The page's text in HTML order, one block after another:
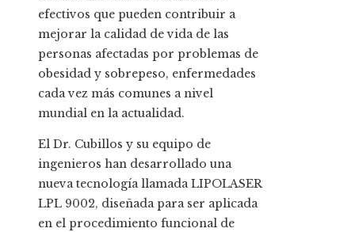
efectivos que pueden contribuir a
mejorar la calidad de vida de las
personas afectadas por problemas de
obesidad y sobrepeso, enfermedades
cada vez más comunes a nivel
mundial en la actualidad.
El Dr. Cubillos y su equipo de
ingenieros han desarrollado una
nueva tecnología llamada LIPOLASER
LPL 9002, diseñada para ser aplicada
en el procedimiento funcional de